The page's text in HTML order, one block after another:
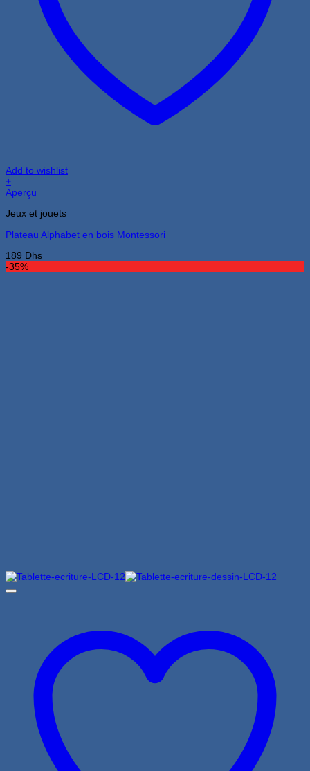
Add to wishlist
+
Aperçu
Jeux et jouets
Plateau Alphabet en bois Montessori
189 Dhs
-35%